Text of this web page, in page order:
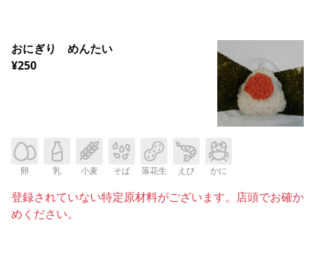
おにぎり めんたい
¥250
卵 乳 小麦 そば 落花生 えび かに
登録されていない特定原材料がございます。店頭でお確か
めください。